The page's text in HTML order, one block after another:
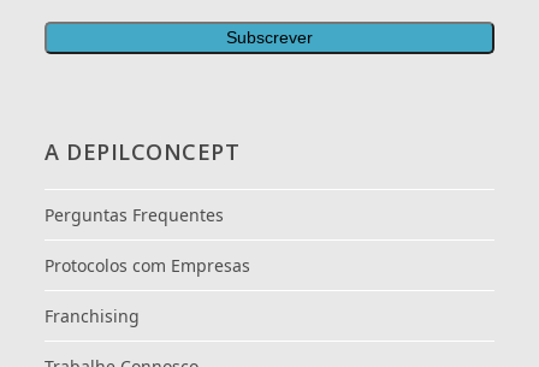
A DEPILCONCEPT
Perguntas Frequentes
Protocolos com Empresas
Franchising